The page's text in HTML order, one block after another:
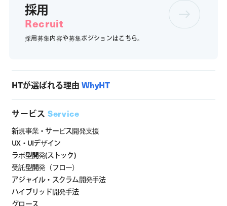
採用
Recruit
採用募集内容や募集ポジションはこちら。
HTが選ばれる理由 WhyHT
サービス Service
新規事業・サービス開発支援
UX・UIデザイン
ラボ型開発(ストック)
受託型開発（フロー）
アジャイル・スクラム開発手法
ハイブリッド開発手法
グロース